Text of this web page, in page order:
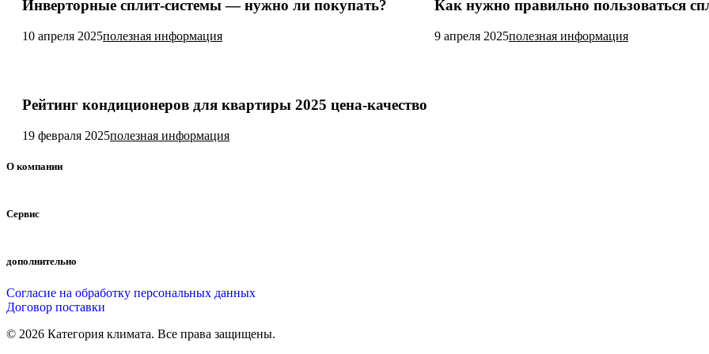
Инверторные сплит-системы — нужно ли покупать?
10 апреля 2025полезная информация
Как нужно правильно пользоваться
9 апреля 2025полезная информация
Рейтинг кондиционеров для квартиры 2025 цена-качество
19 февраля 2025полезная информация
О компании
Сервис
дополнительно
Согласие на обработку персональных данных
Договор поставки
© 2026 Категория климата. Все права защищены.